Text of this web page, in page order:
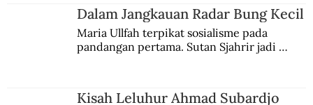
Jules Verne, Multatuli, hingga Sun Yat-sen.
Dalam Jangkauan Radar Bung Kecil
Maria Ullfah terpikat sosialisme pada
pandangan pertama. Sutan Sjahrir jadi
Kisah Leluhur Ahmad Subardjo